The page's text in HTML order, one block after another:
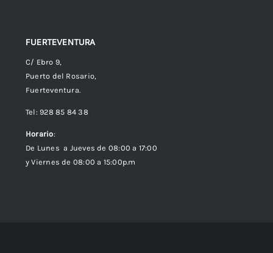
FUERTEVENTURA
C/ Ebro 9,
Puerto del Rosario,
Fuerteventura.
Tel: 928 85 84 38
Horario:
De Lunes a Jueves de 08:00 a 17:00
y Viernes de 08:00 a 15:00p.m